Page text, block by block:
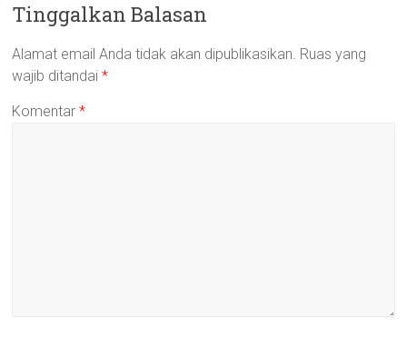
Tinggalkan Balasan
Alamat email Anda tidak akan dipublikasikan. Ruas yang
wajib ditandai*
Komentar*